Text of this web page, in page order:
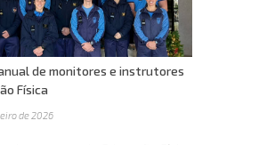
de monitores e instrutores
Física
de 2026